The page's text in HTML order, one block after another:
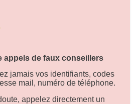
appareils. Le fait de consentir à ces technologies
que le comportement de navigation. Le fait de ne
peut avoir un effet négatif sur certaines
Accepter
Refuser
les préférences
appels de faux conseillers
jamais vos identifiants, codes
mail, numéro de téléphone.
appelez directement un